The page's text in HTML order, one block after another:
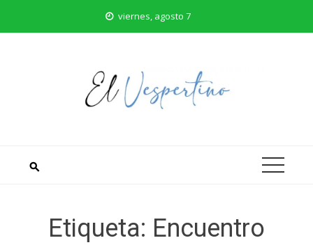
viernes, agosto 7
Etiqueta: Encuentro